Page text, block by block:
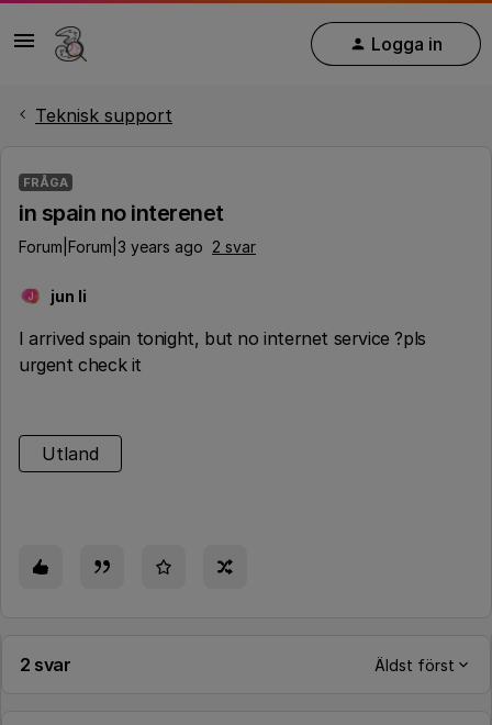
Logga in
Teknisk support
FRÅGA
in spain no interenet
Forum|Forum|3 years ago 2 svar
J jun li
I arrived spain tonight, but no internet service ?pls
urgent check it
Utland
2 svar Äldst först